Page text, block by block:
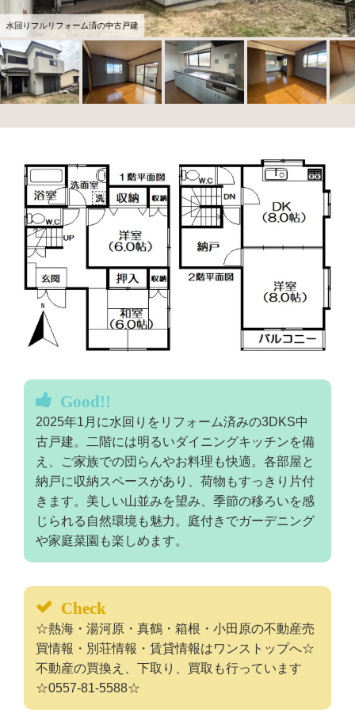
水回りフルリフォーム済の中古戸建
Good!!
2025年1月に水回りをリフォーム済みの3DKS中
古戸建。二階には明るいダイニングキッチンを備
え、ご家族での団らんやお料理も快適。各部屋と
納戸に収納スペースがあり、荷物もすっきり片付
きます。美しい山並みを望み、季節の移ろいを感
じられる自然環境も魅力。庭付きでガーデニング
や家庭菜園も楽しめます。
Check
☆熱海・湯河原・真鶴・箱根・小田原の不動産売
買情報・別荘情報・賃貸情報はワンストップへ☆
不動産の買換え、下取り、買取も行っています
☆0557-81-5588☆